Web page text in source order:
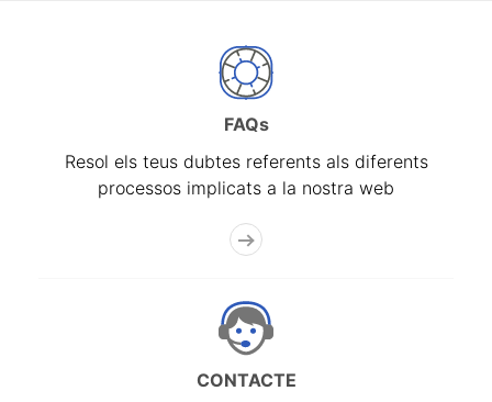
FAQs
Resol els teus dubtes referents als diferents
processos implicats a la nostra web
CONTACTE